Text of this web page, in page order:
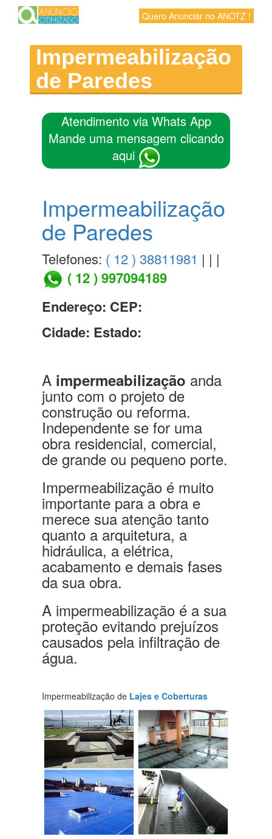
Quero Anunciar no ANOTZ !
Impermeabilização
de Paredes
Atendimento via Whats App
Mande uma mensagem clicando
aqui
Impermeabilização
de Paredes
Telefones: ( 12 ) 38811981 | | |
( 12 ) 997094189
Endereço: CEP:
Cidade: Estado:
A impermeabilização anda
junto com o projeto de
construção ou reforma.
Independente se for uma
obra residencial, comercial,
de grande ou pequeno porte.
Impermeabilização é muito
importante para a obra e
merece sua atenção tanto
quanto a arquitetura, a
hidráulica, a elétrica,
acabamento e demais fases
da sua obra.
A impermeabilização é a sua
proteção evitando prejuízos
causados pela infiltração de
água.
Impermeabilização de Lajes e Coberturas